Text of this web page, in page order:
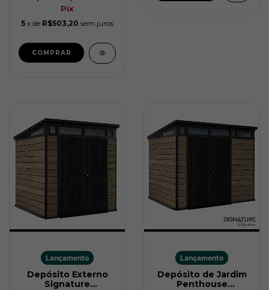
Pix
5 x de R$503,20 sem juros
Lançamento
Depósito Externo
Signature
Lançamento
Depósito de Jardim
Penthouse